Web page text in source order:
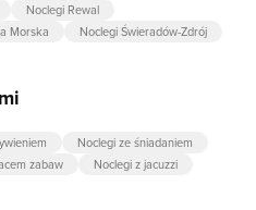
Noclegi Rewal
Morska
Noclegi Świeradów-Zdrój
Noclegi ze śniadaniem
zabaw Noclegi z jacuzzi